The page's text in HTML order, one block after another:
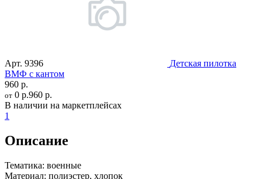
Арт. 9396
Детская пилотка
ВМФ с кантом
960 р.
от 0 р.960 р.
В наличии на маркетплейсах
1
Описание
Тематика: военные
Материал: полиэстер, хлопок